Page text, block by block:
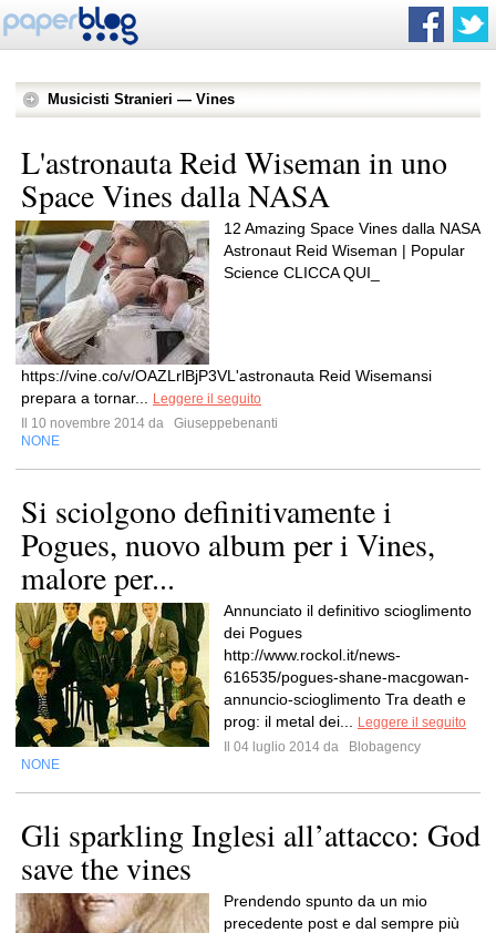
Musicisti Stranieri — Vines
L'astronauta Reid Wiseman in uno
Space Vines dalla NASA
12 Amazing Space Vines dalla NASA
Astronaut Reid Wiseman | Popular
Science CLICCA QUI_
https://vine.co/v/OAZLrlBjP3VL'astronauta Reid Wisemansi
prepara a tornar...
Leggere il seguito
Il 10 novembre 2014 da
Giuseppebenanti
NONE
Si sciolgono definitivamente i
Pogues, nuovo album per i Vines,
malore per...
Annunciato il definitivo scioglimento
dei Pogues
http://www.rockol.it/news-
616535/pogues-shane-macgowan-
annuncio-scioglimento Tra death e
prog: il metal dei...
Leggere il seguito
Il 04 luglio 2014 da
Blobagency
NONE
Gli sparkling Inglesi all’attacco: God
save the vines
Prendendo spunto da un mio
precedente post e dal sempre più